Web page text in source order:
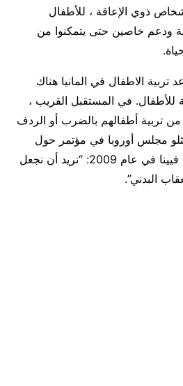
ذوي الإعاقة ، للأطفال
ودعم خاصين حتى يتمكنوا من
الاطفال في المانيا هناك
للأطفال. في المستقبل القريب ،
من تربية أطفالهم بالضرب أو الردف
مجلس أوروبا في مؤتمر حول
إساءة معاملة الأطفال في فيينا في عام 2009: “نريد أن نجعل
البدني”.